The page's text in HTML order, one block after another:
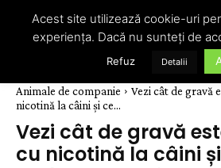
Animale de companie
Vezi cât de gravă
nicotină la câini și ce...
Vezi cât de gravă
cu nicotină la câini
Acest site utilizează cookie-uri
experiența. Dacă nu sunteți de
Refuz Detalii